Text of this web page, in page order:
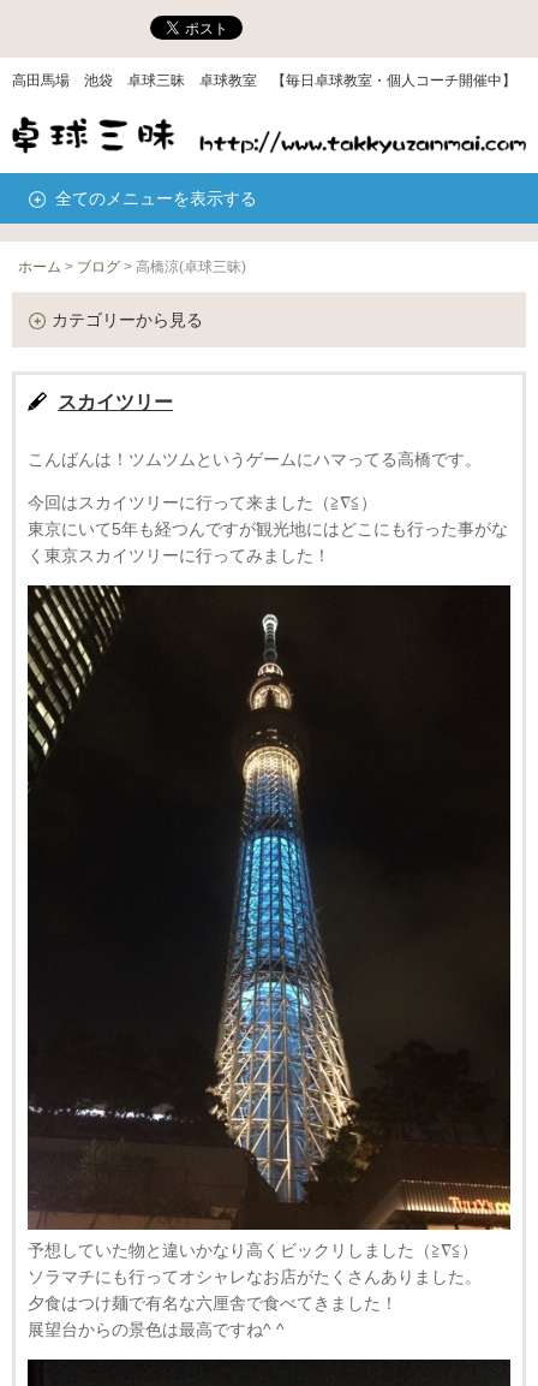
高田馬場 池袋 卓球三昧 卓球教室 【毎日卓球教室・個人コーチ開催中】
全てのメニューを表示する
ホーム > ブログ > 高橋涼(卓球三昧)
カテゴリーから見る
スカイツリー
こんばんは！ツムツムというゲームにハマってる高橋です。
今回はスカイツリーに行って来ました（≧∇≦）
東京にいて5年も経つんですが観光地にはどこにも行った事がな
く東京スカイツリーに行ってみました！
予想していた物と違いかなり高くビックリしました（≧∇≦）
ソラマチにも行ってオシャレなお店がたくさんありました。
夕食はつけ麺で有名な六厘舎で食べてきました！
展望台からの景色は最高ですね^ ^